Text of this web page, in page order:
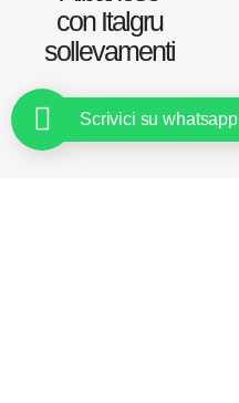
con Italgru
sollevamenti
Scrivici su whatsapp